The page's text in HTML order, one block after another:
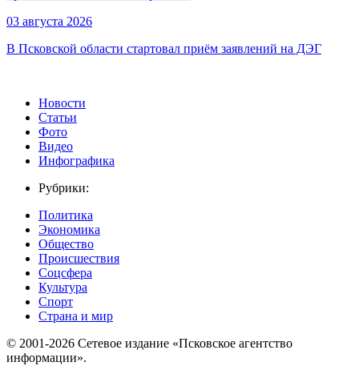
03 августа 2026
В Псковской области стартовал приём заявлений на ДЭГ
Новости
Статьи
Фото
Видео
Инфографика
Рубрики:
Политика
Экономика
Общество
Происшествия
Соцсфера
Культура
Спорт
Страна и мир
© 2001-2026 Сетевое издание «Псковское агентство
информации».